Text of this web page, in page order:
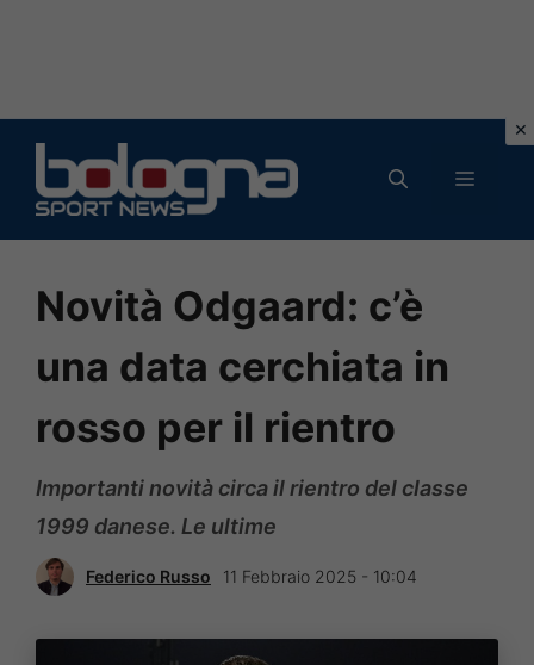
contenuto
MENU
Novità Odgaard: c’è
una data cerchiata in
rosso per il rientro
Importanti novità circa il rientro del classe
1999 danese. Le ultime
Federico Russo 11 Febbraio 2025 - 10:04